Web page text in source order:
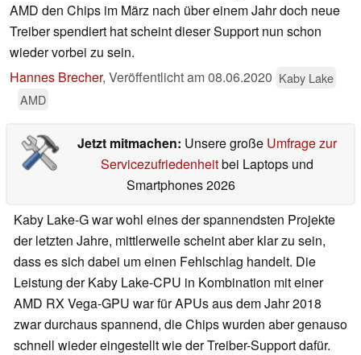
AMD den Chips im März nach über einem Jahr doch neue
Treiber spendiert hat scheint dieser Support nun schon
wieder vorbei zu sein.
Hannes Brecher, Veröffentlicht am08.06.2020 Kaby Lake
AMD
Jetzt mitmachen: Unsere große Umfrage zur
Servicezufriedenheitbei Laptops und
Smartphones 2026
Kaby Lake-G war wohl eines der spannendsten Projekte
der letzten Jahre, mittlerweile scheint aber klar zu sein,
dass es sich dabei um einen Fehlschlag handelt. Die
Leistung der Kaby Lake-CPU in Kombination mit einer
AMD RX Vega-GPU war für APUs aus dem Jahr 2018
zwar durchaus spannend, die Chips wurden aber genauso
schnell wieder eingestellt wie der Treiber-Support dafür.